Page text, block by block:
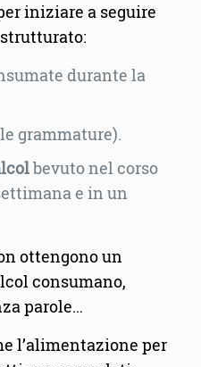
iniziare a seguire
durante la
grammature).
bevuto nel corso
e in un
ottengono un
consumano,
parole…
l’alimentazione per